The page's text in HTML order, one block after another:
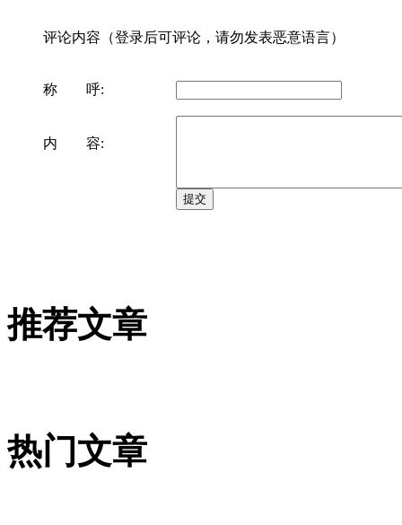
评论内容（登录后可评论，请勿发表恶意语言）
称 呼:
内 容:
推荐文章
热门文章